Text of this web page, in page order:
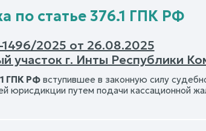
по статье 376.1 ГПК РФ
2025 от 26.08.2025
участок г. Инты Республики
ГПК РФвступившее в законную силу
юрисдикции путем подачи кассационной